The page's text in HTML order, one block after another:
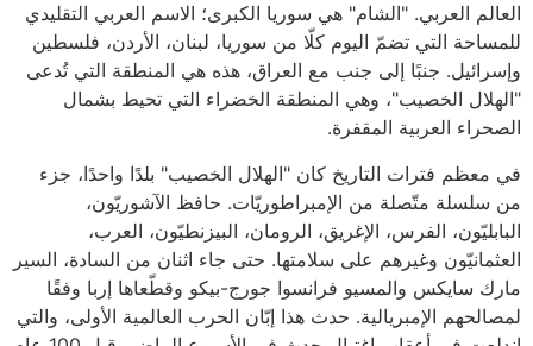
العالم العربي. "الشام" هي سوريا الكبرى؛ الاسم العربي التقليدي
للمساحة التي تضمّ اليوم كلّا من سوريا، لبنان، الأردن، فلسطين
وإسرائيل. جنبًا إلى جنب مع العراق، هذه هي المنطقة التي تُدعى
"الهلال الخصيب"، وهي المنطقة الخضراء التي تحيط بشمال
الصحراء العربية المقفرة.
في معظم فترات التاريخ كان "الهلال الخصيب" بلدًا واحدًا، جزء
من سلسلة متّصلة من الإمبراطوريّات. حافظ الآشوريّون،
البابليّون، الفرس، الإغريق، الرومان، البيزنطيّون، العرب،
العثمانيّون وغيرهم على سلامتها. حتى جاء اثنان من السادة، السير
مارك سايكس والمسيو فرانسوا جورج-بيكو وقطّعاها إربا وفقًا
لمصالحهم الإمبريالية. حدث هذا إبّان الحرب العالمية الأولى، والتي